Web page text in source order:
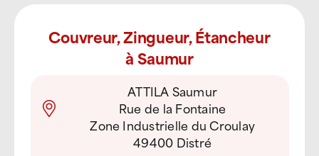
Couvreur, Zingueur, Étancheur
à Saumur
ATTILA Saumur
Rue de la Fontaine
Zone Industrielle du Croulay
49400 Distré